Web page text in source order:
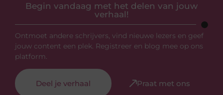
Begin vandaag met het delen van jouw
verhaal!
Ontmoet andere schrijvers, vind nieuwe lezers en geef
jouw content een plek. Registreer en blog mee op ons
platform.
Deel je verhaal Praat met ons